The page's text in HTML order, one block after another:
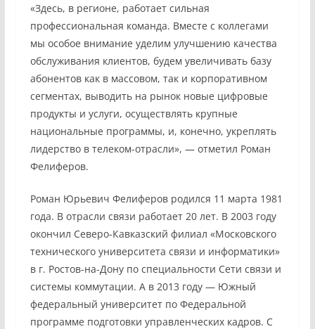
«Здесь, в регионе, работает сильная
профессиональная команда. Вместе с коллегами
мы особое внимание уделим улучшению качества
обслуживания клиентов, будем увеличивать базу
абонентов как в массовом, так и корпоративном
сегментах, выводить на рынок новые цифровые
продукты и услуги, осуществлять крупные
национальные программы, и, конечно, укреплять
лидерство в телеком-отрасли», — отметил Роман
Фелиферов.
Роман Юрьевич Фелиферов родился 11 марта 1981
года. В отрасли связи работает 20 лет. В 2003 году
окончил Северо-Кавказский филиал «Московского
технического университета связи и информатики»
в г. Ростов-на-Дону по специальности Сети связи и
системы коммутации. А в 2013 году — Южный
федеральный университет по Федеральной
программе подготовки управленческих кадров. С